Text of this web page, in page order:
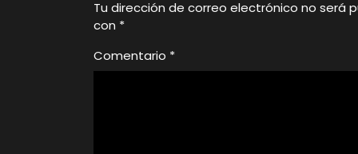
Tu dirección de correo electrónico no será
con *
Comentario *